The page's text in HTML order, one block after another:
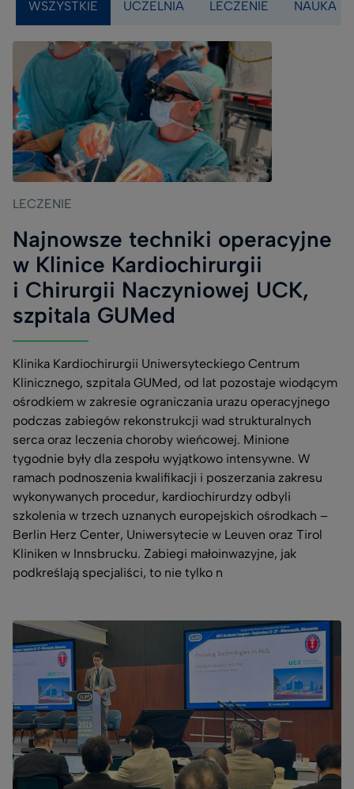
(field_category)
WSZYSTKIE UCZELNIA LECZENIE NAUKA
LECZENIE
Najnowsze techniki operacyjne
w Klinice Kardiochirurgii
i Chirurgii Naczyniowej UCK,
szpitala GUMed
Klinika Kardiochirurgii Uniwersyteckiego Centrum
Klinicznego, szpitala GUMed, od lat pozostaje wiodącym
ośrodkiem w zakresie ograniczania urazu operacyjnego
podczas zabiegów rekonstrukcji wad strukturalnych
serca oraz leczenia choroby wieńcowej. Minione
tygodnie były dla zespołu wyjątkowo intensywne. W
ramach podnoszenia kwalifikacji i poszerzania zakresu
wykonywanych procedur, kardiochirurdzy odbyli
szkolenia w trzech uznanych europejskich ośrodkach –
Berlin Herz Center, Uniwersytecie w Leuven oraz Tirol
Kliniken w Innsbrucku. Zabiegi małoinwazyjne, jak
podkreślają specjaliści, to nie tylko n